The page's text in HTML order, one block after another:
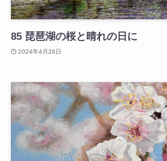
85 琵琶湖の桜と晴れの日に
2024年4月26日